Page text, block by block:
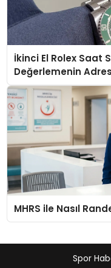
İkinci El Rolex Saat
Değerlemenin
MHRS ile Nasıl
Spor